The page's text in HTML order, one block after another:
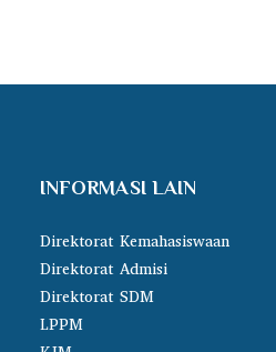
INFORMASI LAIN
Direktorat Kemahasiswaan
Direktorat Admisi
Direktorat SDM
LPPM